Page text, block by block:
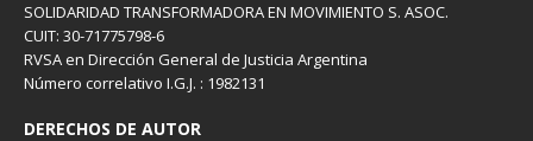
SOLIDARIDAD TRANSFORMADORA EN MOVIMIENTO S. ASOC.
CUIT: 30-71775798-6
RVSA en Dirección General de Justicia Argentina
Número correlativo I.G.J. : 1982131
DERECHOS DE AUTOR